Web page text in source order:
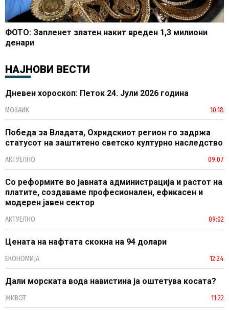
ФОТО: Запленет златен накит вреден 1,3 милиони
денари
НАЈНОВИ ВЕСТИ
Дневен хороскоп: Петок 24. Јули 2026 година
МОЗАИК 10:18
Победа за Владата, Охридскиот регион го задржа
статусот на заштитено светско културно наследство
АКТУЕЛНО 09:07
Со реформите во јавната администрација и растот на
платите, создаваме професионален, ефикасен и
модерен јавен сектор
АКТУЕЛНО 09:02
Цената на нафтата скокна на 94 долари
ЕКОНОМИЈА 12:24
Дали морската вода навистина ја оштетува косата?
ЖИВОТ 11:22